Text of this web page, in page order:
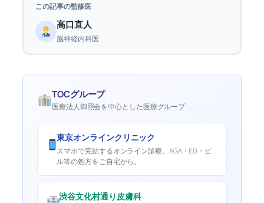
この記事の監修医
高口直人
脳神経内科医
TOCグループ
医療法人御照会を中心とした医療グループ
東京オンラインクリニック
スマホで完結するオンライン診療。AGA・ED・ピ
ル等の処方をご自宅から。
渋谷文化村通り皮膚科